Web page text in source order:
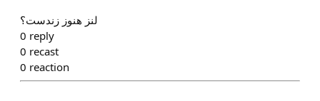
لنز هنوز زندست؟
0 reply
0 recast
0 reaction